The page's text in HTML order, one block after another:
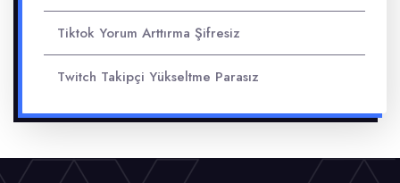
Tiktok Yorum Arttırma Şifresiz
Twitch Takipçi Yükseltme Parasız